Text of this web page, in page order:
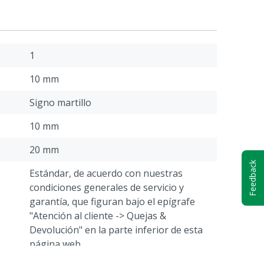
1
10 mm
Signo martillo
10 mm
20 mm
Estándar, de acuerdo con nuestras
condiciones generales de servicio y
garantía, que figuran bajo el epígrafe
"Atención al cliente -> Quejas &
Devolución" en la parte inferior de esta
página web.
Feedback